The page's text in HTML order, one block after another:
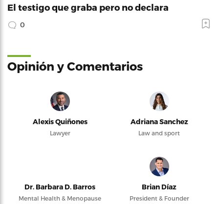
El testigo que graba pero no declara
0
Opinión y Comentarios
Alexis Quiñones
Lawyer
Adriana Sanchez
Law and sport
Dr. Barbara D. Barros
Mental Health & Menopause
Brian Díaz
President & Founder